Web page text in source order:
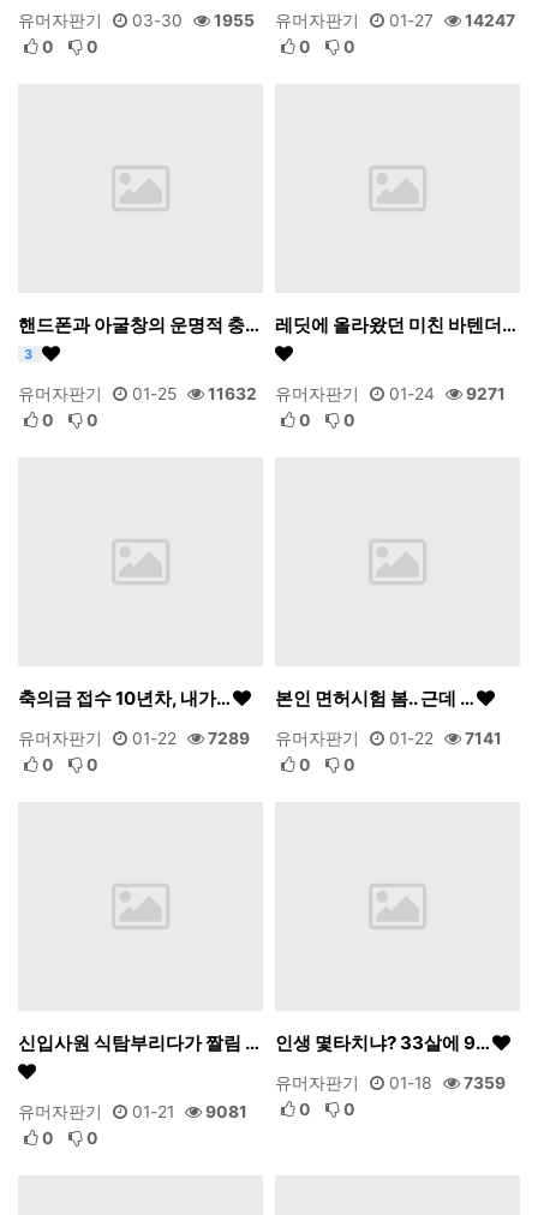
유머자판기 03-30
1955
0
0
유머자판기 01-27
14247
0
0
핸드폰과 아굴창의 운명적 충…
3
유머자판기 01-25
11632
0
0
레딧에 올라왔던 미친 바텐더…
유머자판기 01-24
9271
0
0
축의금 접수 10년차, 내가…
유머자판기 01-22
7289
0
0
본인 면허시험 봄.. 근데 …
유머자판기 01-22
7141
0
0
신입사원 식탐부리다가 짤림 …
유머자판기 01-21
9081
0
0
인생 몇타치냐? 33살에 9…
유머자판기 01-18
7359
0
0